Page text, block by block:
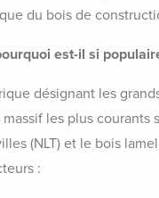
du bois de
est-il si
désignant les
les plus
(NLT) et le bois
: